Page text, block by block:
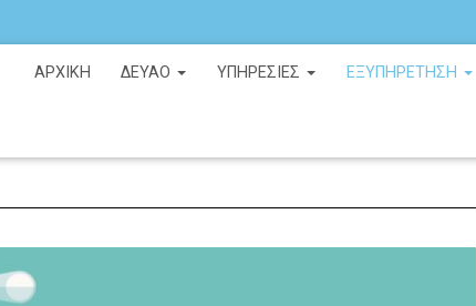
ΑΡΧΙΚΉ ΔΕΥΑΟ ΥΠΗΡΕΣΙΕΣ ΕΞΥΠΗΡΕΤΗΣΗ